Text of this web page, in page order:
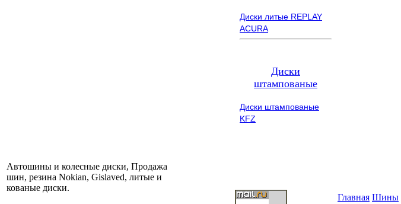
Диски литые REPLAY
ACURA
Диски
штампованые
Диски штампованые
KFZ
Автошины и колесные диски, Продажа
шин, резина Nokian, Gislaved, литые и
кованые диски.
Главная Шины